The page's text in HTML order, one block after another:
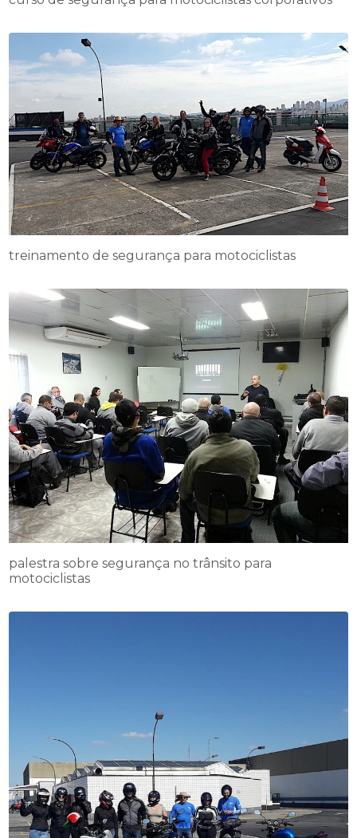
treinamento de segurança para motociclistas
palestra sobre segurança no trânsito para
motociclistas